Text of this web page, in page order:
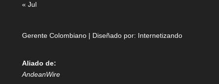
« Jul
Gerente Colombiano | Diseñado por: Internetizando
Aliado de:
AndeanWire